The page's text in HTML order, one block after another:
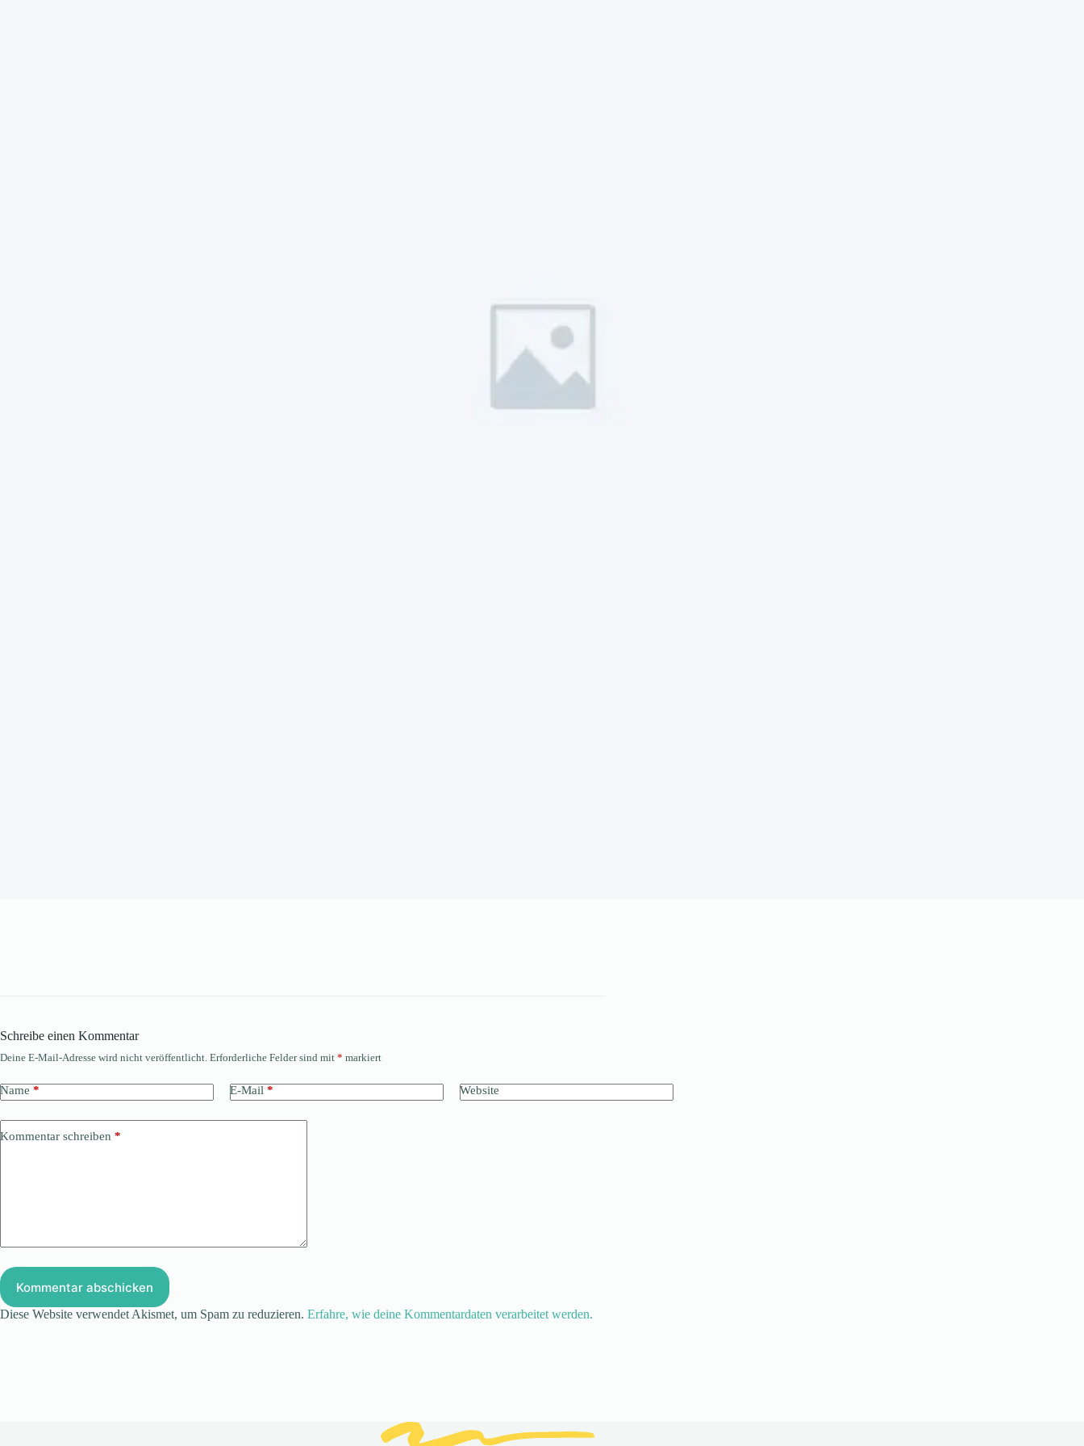
Schreibe einen Kommentar
Deine E-Mail-Adresse wird nicht veröffentlicht. Erforderliche Felder sind mit * markiert
Name * E-Mail * Website
Kommentar schreiben *
Kommentar abschicken
Diese Website verwendet Akismet, um Spam zu reduzieren. Erfahre, wie deine Kommentardaten verarbeitet werden.